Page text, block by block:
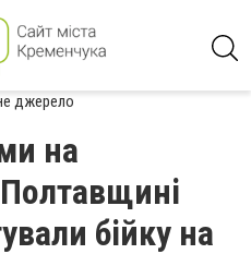
джерело
на
бійку на